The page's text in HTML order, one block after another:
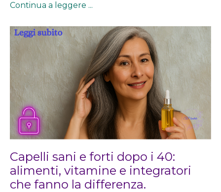
Continua a leggere ...
Capelli sani e forti dopo i 40:
alimenti, vitamine e integratori
che fanno la differenza.